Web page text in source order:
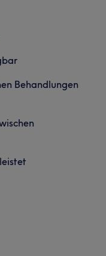
Behandlungen